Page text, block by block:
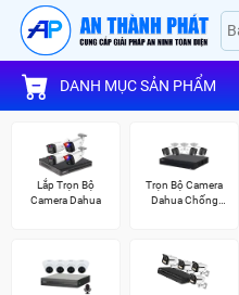
DANH MỤC SẢN PHẨM
Lắp Trọn Bộ
Camera Dahua
Trọn Bộ Camera
Dahua Chống